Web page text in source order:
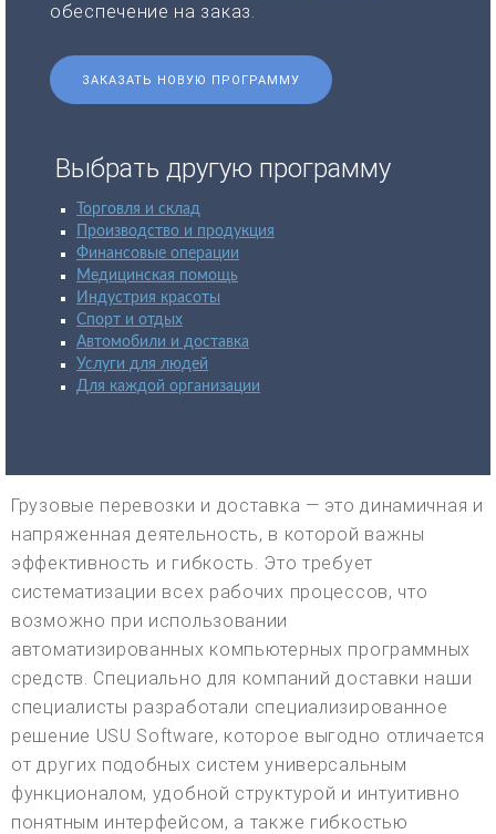
обеспечение на заказ.
ЗАКАЗАТЬ НОВУЮ ПРОГРАММУ
Выбрать другую программу
Торговля и склад
Производство и продукция
Финансовые операции
Медицинская помощь
Индустрия красоты
Спорт и отдых
Автомобили и доставка
Услуги для людей
Для каждой организации
Грузовые перевозки и доставка — это динамичная и
напряженная деятельность, в которой важны
эффективность и гибкость. Это требует
систематизации всех рабочих процессов, что
возможно при использовании
автоматизированных компьютерных программных
средств. Специально для компаний доставки наши
специалисты разработали специализированное
решение USU Software, которое выгодно отличается
от других подобных систем универсальным
функционалом, удобной структурой и интуитивно
понятным интерфейсом, а также гибкостью